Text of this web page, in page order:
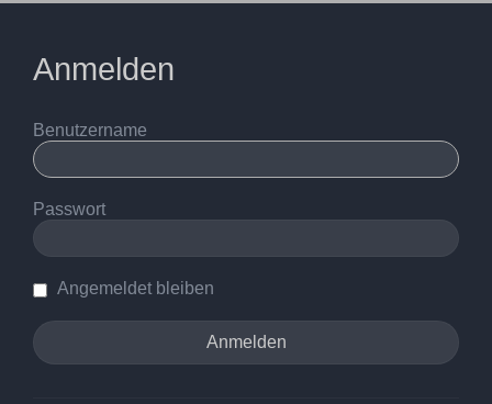
Anmelden
Benutzername
Passwort
Angemeldet bleiben